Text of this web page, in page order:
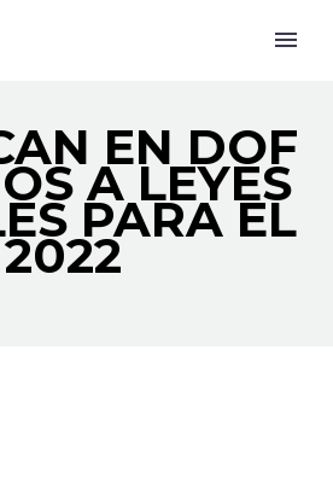
EN DOF
A LEYES
PARA EL
2022